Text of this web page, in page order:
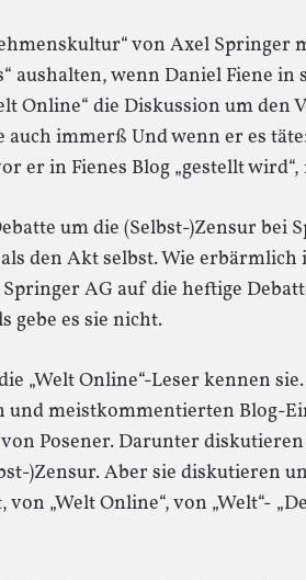
von Axel Springer
aushalten, wenn Daniel Fiene in
Online“ die Diskussion um den
immerß Und wenn er es
er in Fienes Blog „gestellt
um die (Selbst-)Zensur bei
den Akt selbst. Wie erbärmlich
AG auf die heftige
gebe es sie nicht.
„Welt Online“-Leser kennen
und meistkommentierten Blog-
von Posener. Darunter
)Zensur. Aber sie diskutieren
„Welt Online“, von „Welt“-